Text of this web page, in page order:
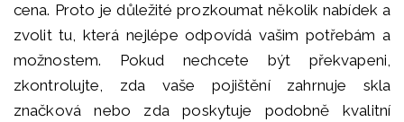
cena. Proto je důležité prozkoumat několik nabídek a
zvolit tu, která nejlépe odpovídá vašim potřebám a
možnostem. Pokud nechcete být překvapeni,
zkontrolujte, zda vaše pojištění zahrnuje skla
značková nebo zda poskytuje podobně kvalitní